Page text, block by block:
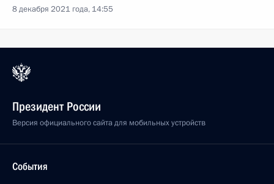
8 декабря 2021 года, 14:55
Президент России
Версия официального сайта для мобильных устройств
События